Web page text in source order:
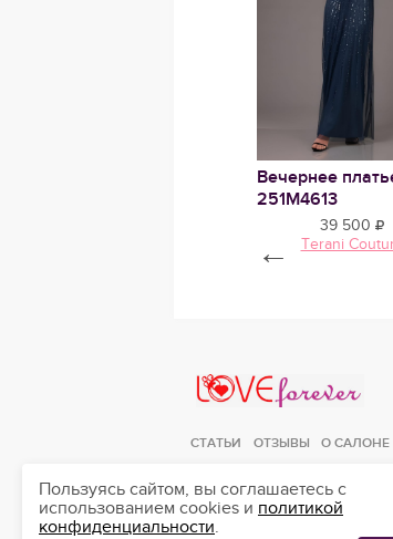
0
ЛЮБИМЫЕ
Нравится
Вечернее
251М4613
39 500
Terani
←
СТАТЬИ ОТЗЫВЫ О САЛОНЕ
Пользуясь сайтом, вы соглашаетесь с
использованием cookies и политикой
конфиденциальности.